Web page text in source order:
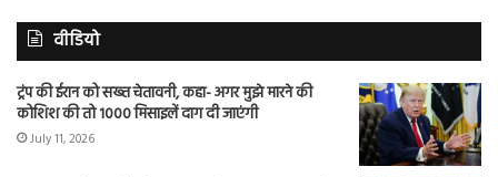
वीडियो
ट्रंप की ईरान को सख्त चेतावनी, कहा- अगर मुझे मारने की
कोशिश की तो 1000 मिसाइलें दाग दी जाएंगी
July 11, 2026